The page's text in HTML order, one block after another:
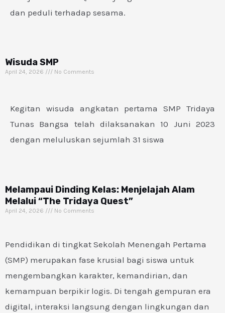
dan peduli terhadap sesama.
Wisuda SMP
April 24, 2026 No Comments
Kegitan wisuda angkatan pertama SMP Tridaya
Tunas Bangsa telah dilaksanakan 10 Juni 2023
dengan meluluskan sejumlah 31 siswa
Melampaui Dinding Kelas: Menjelajah Alam
Melalui “The Tridaya Quest”
April 24, 2026 No Comments
Pendidikan di tingkat Sekolah Menengah Pertama
(SMP) merupakan fase krusial bagi siswa untuk
mengembangkan karakter, kemandirian, dan
kemampuan berpikir logis. Di tengah gempuran era
digital, interaksi langsung dengan lingkungan dan